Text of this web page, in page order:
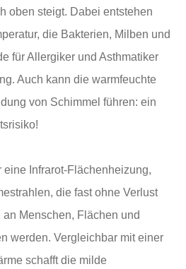
oben steigt. Dabei entstehen
die Bakterien, Milben und
für Allergiker und Asthmatiker
Auch kann die warmfeuchte
von Schimmel führen: ein
Infrarot-Flächenheizung,
die fast ohne Verlust
Menschen, Flächen und
werden. Vergleichbar mit einer
schafft die milde